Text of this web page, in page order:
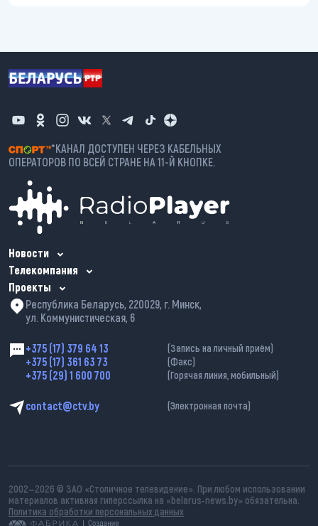
*КАНАЛ ДОСТУПЕН ЧЕРЕЗ КАБЕЛЬНЫХ
ОПЕРАТОРОВ ПО ВСЕЙ СТРАНЕ НА 11-Й КНОПКЕ.
Новости
Телекомпания
Проекты
Республика Беларусь, 220029, г. Минск,
ул. Коммунистическая, 6
+375 (17) 379 64 13 (Запись на личный приём)
+375 (17) 361 63 73 (Факс)
+375 (29) 1 600 700 (Горячая линия, мобильный)
contact@ctv.by (Электронная почта)
2002—2026 © ЗАО «Столичное телевидение». При любом использовании
материалов активная гиперссылка на «belarus-news.by» обязательна.
Политика обработки персональных данных